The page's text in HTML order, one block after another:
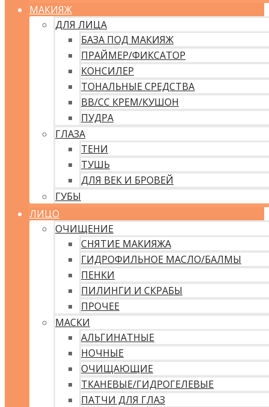
МАКИЯЖ
ДЛЯ ЛИЦА
БАЗА ПОД МАКИЯЖ
ПРАЙМЕР/ФИКСАТОР
КОНСИЛЕР
ТОНАЛЬНЫЕ СРЕДСТВА
ВВ/CC КРЕМ/КУШОН
ПУДРА
ГЛАЗА
ТЕНИ
ТУШЬ
ДЛЯ ВЕК И БРОВЕЙ
ГУБЫ
ЛИЦО
ОЧИЩЕНИЕ
СНЯТИЕ МАКИЯЖА
ГИДРОФИЛЬНОЕ МАСЛО/БАЛМЫ
ПЕНКИ
ПИЛИНГИ И СКРАБЫ
ПРОЧЕЕ
МАСКИ
АЛЬГИНАТНЫЕ
НОЧНЫЕ
ОЧИЩАЮЩИЕ
ТКАНЕВЫЕ/ГИДРОГЕЛЕВЫЕ
ПАТЧИ ДЛЯ ГЛАЗ